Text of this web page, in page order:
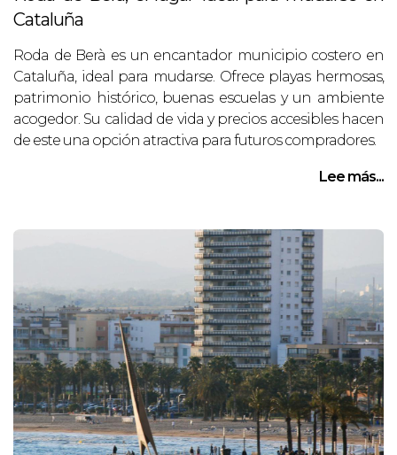
Cataluña
Roda de Berà es un encantador municipio costero en
Cataluña, ideal para mudarse. Ofrece playas hermosas,
patrimonio histórico, buenas escuelas y un ambiente
acogedor. Su calidad de vida y precios accesibles hacen
de este una opción atractiva para futuros compradores.
Lee más...